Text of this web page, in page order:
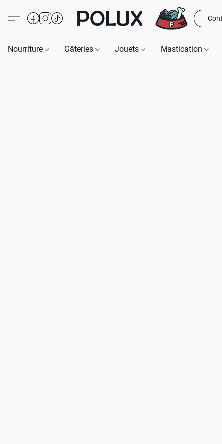
Nourriture Gâteries Jouets Mastication